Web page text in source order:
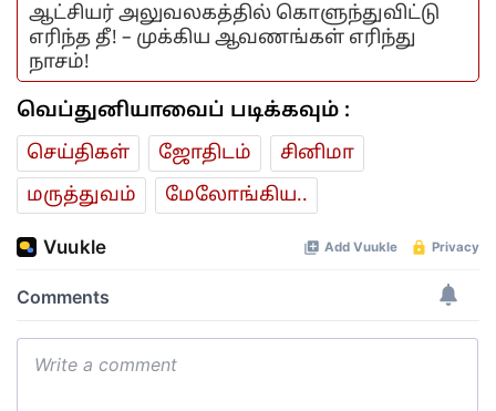
ஆட்சியர் அலுவலகத்தில் கொளுந்துவிட்டு
எரிந்த தீ! – முக்கிய ஆவணங்கள் எரிந்து
நாசம்!
வெப்துனியாவைப் படிக்கவும் :
செய்திகள் ஜோ‌திட‌ம்
சினிமா
மரு‌த்துவ‌ம்
மேலோங்கிய..